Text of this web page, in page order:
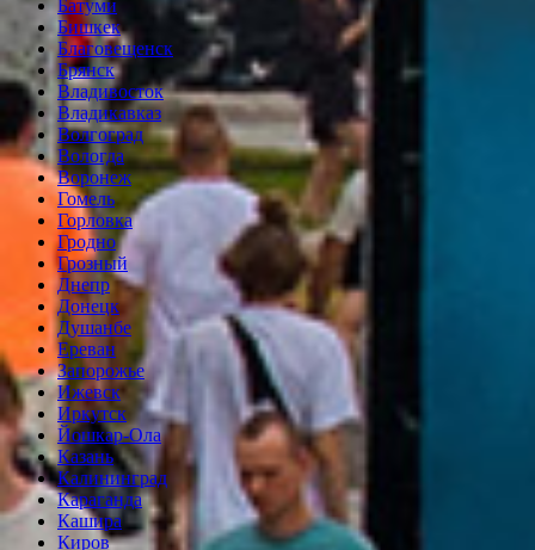
Батуми
Бишкек
Благовещенск
Брянск
Владивосток
Владикавказ
Волгоград
Вологда
Воронеж
Гомель
Горловка
Гродно
Грозный
Днепр
Донецк
Душанбе
Ереван
Запорожье
Ижевск
Иркутск
Йошкар-Ола
Казань
Калининград
Караганда
Кашира
Киров